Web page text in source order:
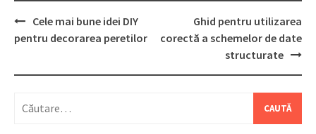
Post
navigation
Cele mai bune idei DIY
pentru decorarea peretilor
Ghid pentru utilizarea
corectă a schemelor de date
structurate
după: